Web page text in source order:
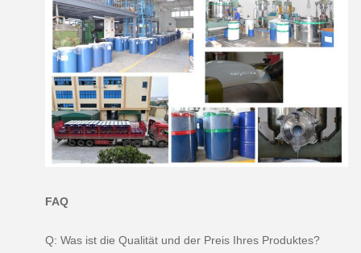
FAQ
Q: Was ist die Qualität und der Preis Ihres Produktes?